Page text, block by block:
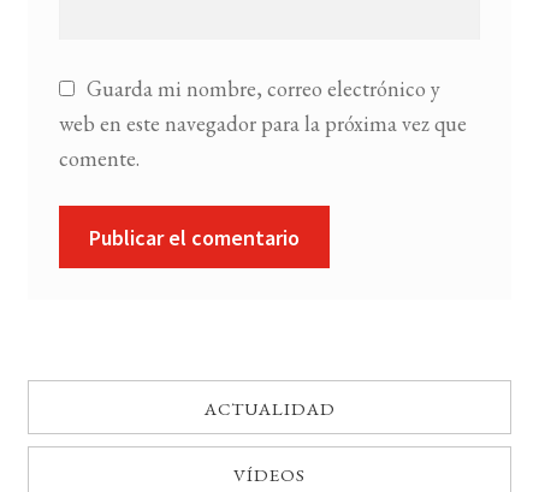
Guarda mi nombre, correo electrónico y
web en este navegador para la próxima vez que
comente.
ACTUALIDAD
VÍDEOS